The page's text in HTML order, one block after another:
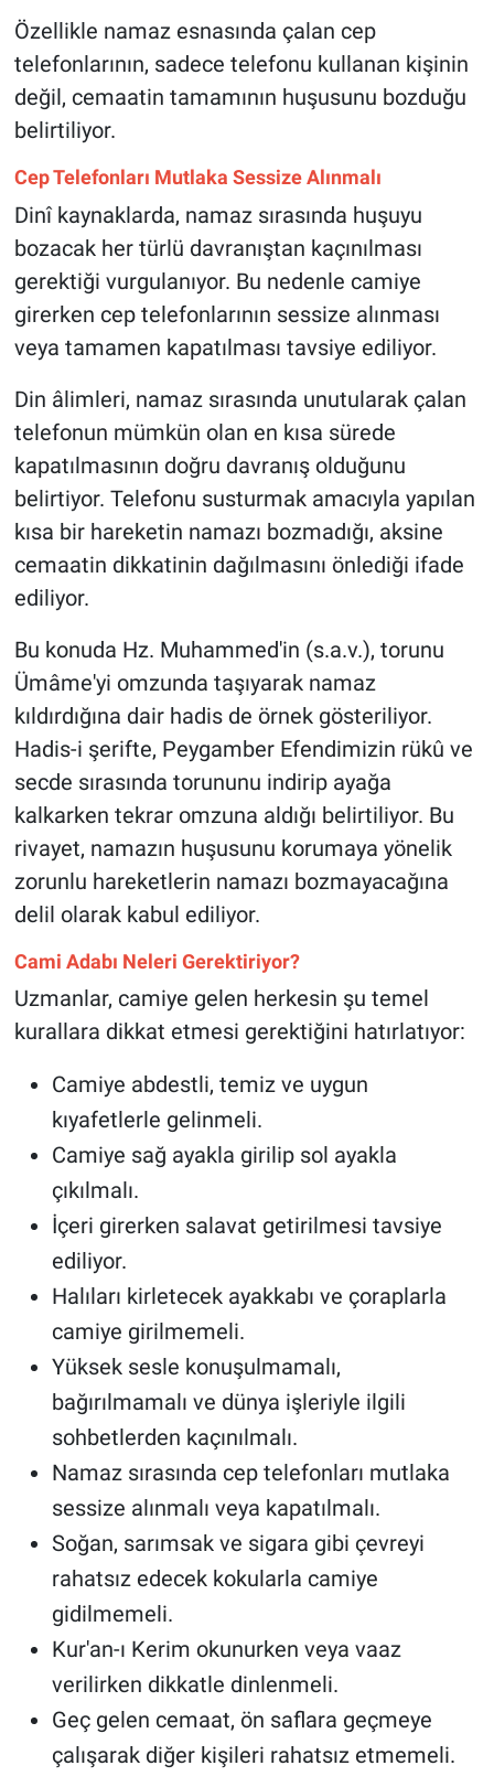
Özellikle namaz esnasında çalan cep
telefonlarının, sadece telefonu kullanan kişinin
değil, cemaatin tamamının huşusunu bozduğu
belirtiliyor.
Cep Telefonları Mutlaka Sessize Alınmalı
Dinî kaynaklarda, namaz sırasında huşuyu
bozacak her türlü davranıştan kaçınılması
gerektiği vurgulanıyor. Bu nedenle camiye
girerken cep telefonlarının sessize alınması
veya tamamen kapatılması tavsiye ediliyor.
Din âlimleri, namaz sırasında unutularak çalan
telefonun mümkün olan en kısa sürede
kapatılmasının doğru davranış olduğunu
belirtiyor. Telefonu susturmak amacıyla yapılan
kısa bir hareketin namazı bozmadığı, aksine
cemaatin dikkatinin dağılmasını önlediği ifade
ediliyor.
Bu konuda Hz. Muhammed'in (s.a.v.), torunu
Ümâme'yi omzunda taşıyarak namaz
kıldırdığına dair hadis de örnek gösteriliyor.
Hadis-i şerifte, Peygamber Efendimizin rükû ve
secde sırasında torununu indirip ayağa
kalkarken tekrar omzuna aldığı belirtiliyor. Bu
rivayet, namazın huşusunu korumaya yönelik
zorunlu hareketlerin namazı bozmayacağına
delil olarak kabul ediliyor.
Cami Adabı Neleri Gerektiriyor?
Uzmanlar, camiye gelen herkesin şu temel
kurallara dikkat etmesi gerektiğini hatırlatıyor:
Camiye abdestli, temiz ve uygun
kıyafetlerle gelinmeli.
Camiye sağ ayakla girilip sol ayakla
çıkılmalı.
İçeri girerken salavat getirilmesi tavsiye
ediliyor.
Halıları kirletecek ayakkabı ve çoraplarla
camiye girilmemeli.
Yüksek sesle konuşulmamalı,
bağırılmamalı ve dünya işleriyle ilgili
sohbetlerden kaçınılmalı.
Namaz sırasında cep telefonları mutlaka
sessize alınmalı veya kapatılmalı.
Soğan, sarımsak ve sigara gibi çevreyi
rahatsız edecek kokularla camiye
gidilmemeli.
Kur'an-ı Kerim okunurken veya vaaz
verilirken dikkatle dinlenmeli.
Geç gelen cemaat, ön saflara geçmeye
çalışarak diğer kişileri rahatsız etmemeli.
Magazin
Çevre